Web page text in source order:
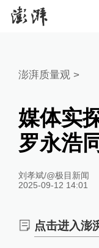
澎湃质量观>
媒体实
罗永浩
刘孝斌/@极目新闻
2025-09-12 14:01
点击进入澎